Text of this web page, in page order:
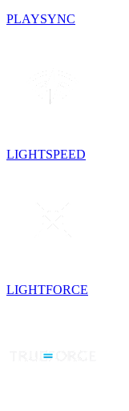
PLAYSYNC
LIGHTSPEED
LIGHTFORCE